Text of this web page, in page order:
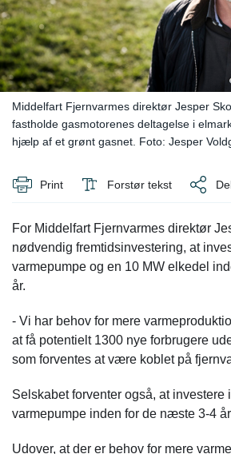
Middelfart Fjernvarmes direktør Jesper
fastholde gasmotorenes deltagelse i
hjælp af et grønt gasnet. Foto: Jesper
Print Forstør tekst
For Middelfart Fjernvarmes direktør
nødvendig fremtidsinvestering, at
varmepumpe og en 10 MW elkedel
år.
- Vi har behov for mere
at få potentielt 1300 nye forbrugere
som forventes at være koblet på
Selskabet forventer også, at investere
varmepumpe inden for de næste 3-4
Udover, at der er behov for mere